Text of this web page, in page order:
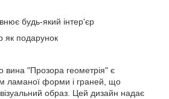
будь-який інтер'єр
як подарунок
вина "Прозора геометрія" є
ламаної форми і граней, що
образ. Цей дизайн надає